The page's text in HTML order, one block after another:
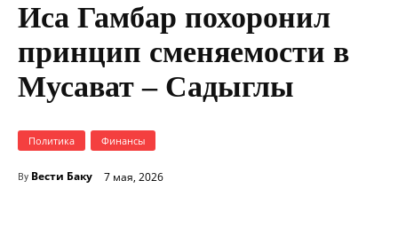
Иса Гамбар похоронил
принцип сменяемости в
Мусават – Садыглы
Политика Финансы
By Вести Баку 7 мая, 2026